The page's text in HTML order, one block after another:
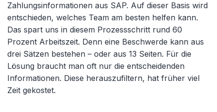
Zahlungsinformationen aus SAP. Auf dieser Basis wird
entschieden, welches Team am besten helfen kann.
Das spart uns in diesem Prozessschritt rund 60
Prozent Arbeitszeit. Denn eine Beschwerde kann aus
drei Sätzen bestehen – oder aus 13 Seiten. Für die
Lösung braucht man oft nur die entscheidenden
Informationen. Diese herauszufiltern, hat früher viel
Zeit gekostet.